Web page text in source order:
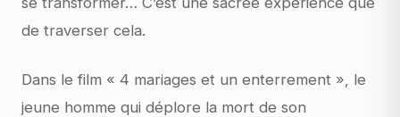
de traverser cela.
Dans le film « 4 mariages et un enterrement », le
jeune homme qui déplore la mort de son